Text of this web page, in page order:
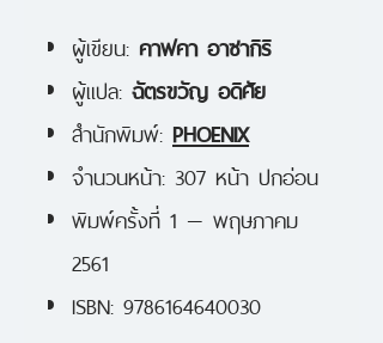
ผู้เขียน: คาฟคา อาซากิริ
ผู้แปล: ฉัตรขวัญ อดิศัย
สำนักพิมพ์: PHOENIX
จำนวนหน้า: 307 หน้า ปกอ่อน
พิมพ์ครั้งที่ 1 — พฤษภาคม
2561
ISBN: 9786164640030